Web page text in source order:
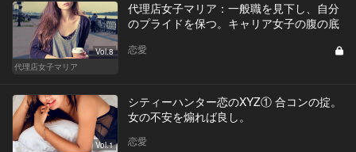
Vol.8
代理店女子マリア
代理店女子マリア：一般職を見下し、自分
のプライドを保つ。キャリア女子の腹の底
恋愛
Vol.1
シティーハンター恋のXYZ① 合コンの掟。
女の不安を煽れば良し。
恋愛